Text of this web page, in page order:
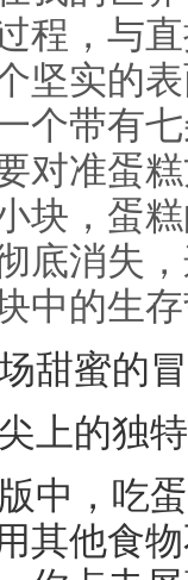
程，与
坚实的
个带有
对准蛋
块，蛋
底消失
中的生
甜蜜的
上的独
中，吃
其他食